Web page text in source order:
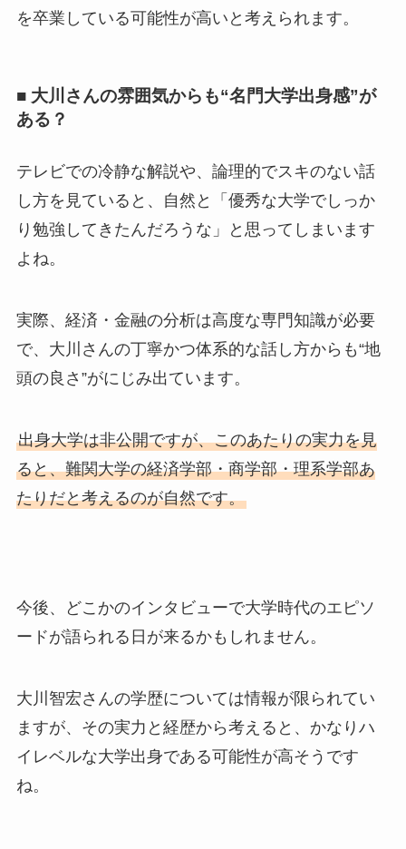
を卒業している可能性が高いと考えられます。
■ 大川さんの雰囲気からも“名門大学出身感”が
ある？
テレビでの冷静な解説や、論理的でスキのない話
し方を見ていると、自然と「優秀な大学でしっか
り勉強してきたんだろうな」と思ってしまいます
よね。
実際、経済・金融の分析は高度な専門知識が必要
で、大川さんの丁寧かつ体系的な話し方からも“地
頭の良さ”がにじみ出ています。
出身大学は非公開ですが、このあたりの実力を見
ると、難関大学の経済学部・商学部・理系学部あ
たりだと考えるのが自然です。
今後、どこかのインタビューで大学時代のエピソ
ードが語られる日が来るかもしれません。
大川智宏さんの学歴については情報が限られてい
ますが、その実力と経歴から考えると、かなりハ
イレベルな大学出身である可能性が高そうです
ね。